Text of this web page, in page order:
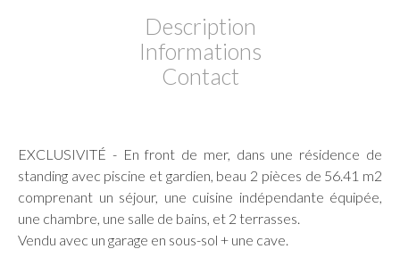
Description
Informations
Contact
EXCLUSIVITÉ - En front de mer, dans une résidence de
standing avec piscine et gardien, beau 2 pièces de 56.41 m2
comprenant un séjour, une cuisine indépendante équipée,
une chambre, une salle de bains, et 2 terrasses.
Vendu avec un garage en sous-sol + une cave.